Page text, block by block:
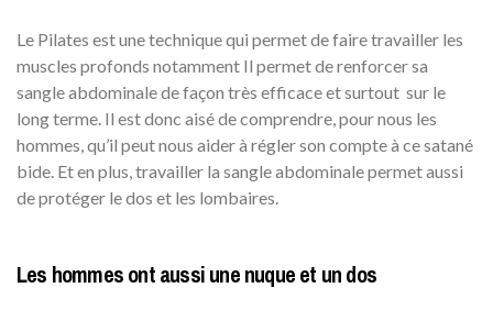
Le Pilates est une technique qui permet de faire travailler les
muscles profonds notamment Il permet de renforcer sa
sangle abdominale de façon très efficace et surtout sur le
long terme. Il est donc aisé de comprendre, pour nous les
hommes, qu’il peut nous aider à régler son compte à ce satané
bide. Et en plus, travailler la sangle abdominale permet aussi
de protéger le dos et les lombaires.
Les hommes ont aussi une nuque et un dos